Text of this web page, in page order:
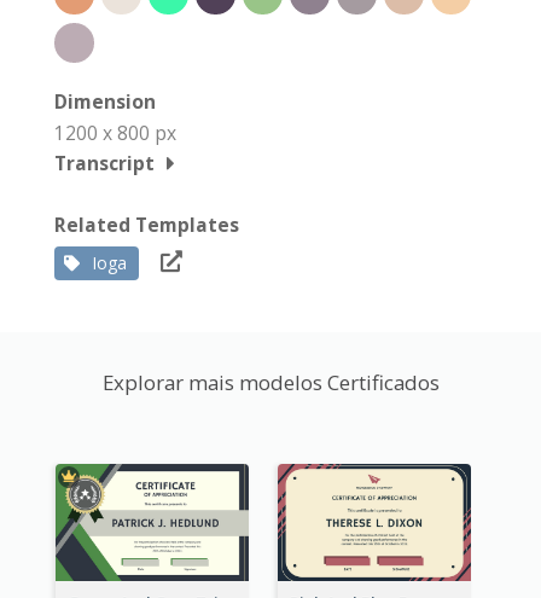
Dimension
1200 x 800 px
Transcript
Related Templates
Ioga
Explorar mais modelos Certificados